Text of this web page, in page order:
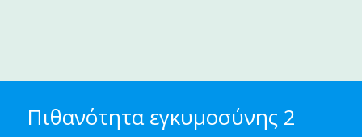
Πιθανότητα εγκυμοσύνης 2